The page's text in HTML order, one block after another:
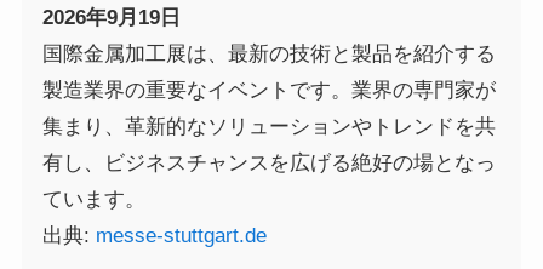
2026年9月19日
国際金属加工展は、最新の技術と製品を紹介する
製造業界の重要なイベントです。業界の専門家が
集まり、革新的なソリューションやトレンドを共
有し、ビジネスチャンスを広げる絶好の場となっ
ています。
出典: messe-stuttgart.de